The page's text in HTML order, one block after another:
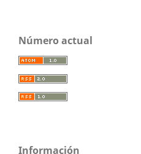
Número actual
Información